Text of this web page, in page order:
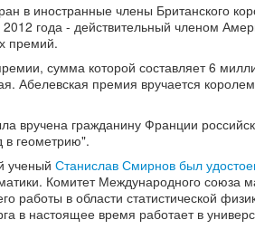
в иностранные члены Британского
года - действительный членом
премий.
сумма которой составляет 6
Абелевская премия вручается
вручена гражданину Франции
в геометрию".
ученый Станислав Смирнов был
Комитет Международного союза
работы в области статистической
в настоящее время работает в